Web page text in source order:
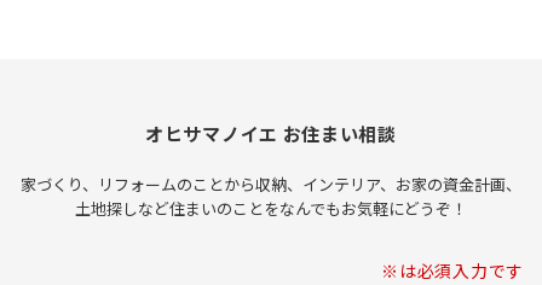
オヒサマノイエ お住まい相談
家づくり、リフォームのことから収納、インテリア、お家の資金計画、
土地探しなど住まいのことをなんでもお気軽にどうぞ！
※は必須入力です